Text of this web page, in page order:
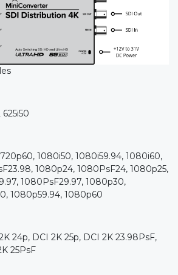
625i50
1080i50, 1080i59.94, 1080i60,
1080p24, 1080PsF24, 1080p25,
1080PsF29.97, 1080p30,
1080p59.94, 1080p60
24p, DCI 2K 25p, DCI 2K 23.98PsF,
25PsF